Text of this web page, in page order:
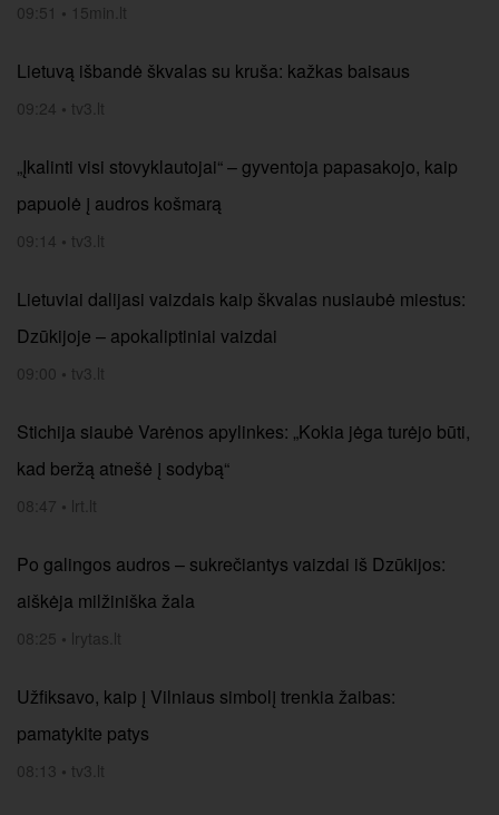
09:51 • 15min.lt
Lietuvą išbandė škvalas su kruša: kažkas baisaus
09:24 • tv3.lt
„Įkalinti visi stovyklautojai“ – gyventoja papasakojo, kaip
papuolė į audros košmarą
09:14 • tv3.lt
Lietuviai dalijasi vaizdais kaip škvalas nusiaubė miestus:
Dzūkijoje – apokaliptiniai vaizdai
09:00 • tv3.lt
Stichija siaubė Varėnos apylinkes: „Kokia jėga turėjo būti,
kad beržą atnešė į sodybą“
08:47 • lrt.lt
Po galingos audros – sukrečiantys vaizdai iš Dzūkijos:
aiškėja milžiniška žala
08:25 • lrytas.lt
Užfiksavo, kaip į Vilniaus simbolį trenkia žaibas:
pamatykite patys
08:13 • tv3.lt